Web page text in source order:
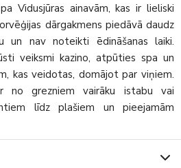
Vidusjūras ainavām, kas ir lieliski
dārgakmens piedāvā daudz
un nav noteikti ēdināšanas laiki.
veiksmi kazino, atpūties spa un
kas veidotas, domājot par viņiem.
no grezniem vairāku istabu vai
līdz plašiem un pieejamām